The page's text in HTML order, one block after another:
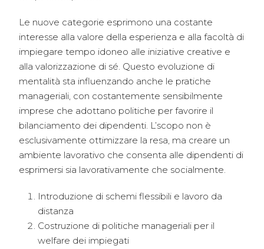
Le nuove categorie esprimono una costante
interesse alla valore della esperienza e alla facoltà di
impiegare tempo idoneo alle iniziative creative e
alla valorizzazione di sé. Questo evoluzione di
mentalità sta influenzando anche le pratiche
manageriali, con costantemente sensibilmente
imprese che adottano politiche per favorire il
bilanciamento dei dipendenti. L’scopo non è
esclusivamente ottimizzare la resa, ma creare un
ambiente lavorativo che consenta alle dipendenti di
esprimersi sia lavorativamente che socialmente.
Introduzione di schemi flessibili e lavoro da
distanza
Costruzione di politiche manageriali per il
welfare dei impiegati